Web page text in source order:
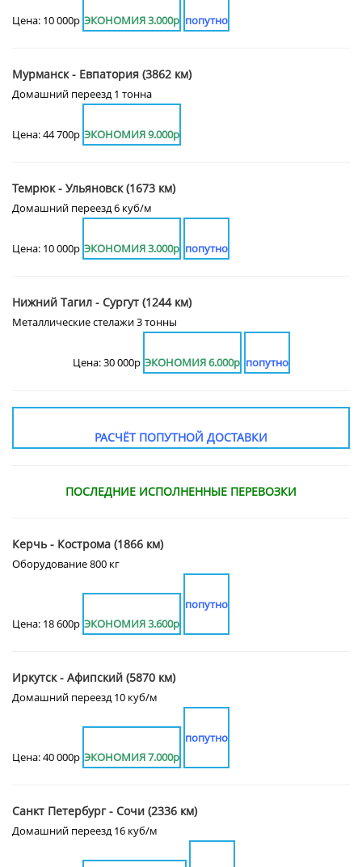
Цена: 10 000р ЭКОНОМИЯ 3.000р попутно
Мурманск - Евпатория (3862 км)
Домашний переезд 1 тонна
Цена: 44 700р ЭКОНОМИЯ 9.000р
Темрюк - Ульяновск (1673 км)
Домашний переезд 6 куб/м
Цена: 10 000р ЭКОНОМИЯ 3.000р попутно
Нижний Тагил - Сургут (1244 км)
Металлические стелажи 3 тонны
Цена: 30 000р ЭКОНОМИЯ 6.000р попутно
РАСЧЁТ ПОПУТНОЙ ДОСТАВКИ
ПОСЛЕДНИЕ ИСПОЛНЕННЫЕ ПЕРЕВОЗКИ
Керчь - Кострома (1866 км)
Оборудование 800 кг
Цена: 18 600р ЭКОНОМИЯ 3.600р
попутно
Иркутск - Афипский (5870 км)
Домашний переезд 10 куб/м
Цена: 40 000р ЭКОНОМИЯ 7.000р
попутно
Санкт Петербург - Сочи (2336 км)
Домашний переезд 16 куб/м